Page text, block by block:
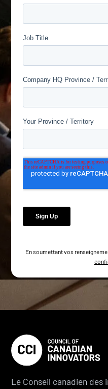
En soumettant vos
Le Conseil canadien des